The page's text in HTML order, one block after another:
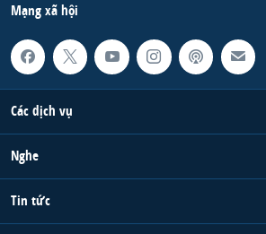
Mạng xã hội
Các dịch vụ
Nghe
Tin tức